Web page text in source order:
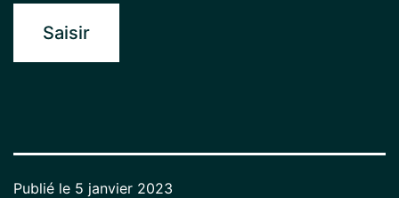
Publié le 5 janvier 2023